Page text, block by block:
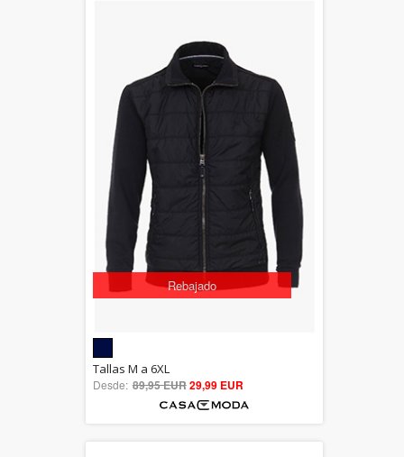
Rebajado
out of 5
Tallas M a 6XL
Desde: 89,95 EUR29,99 EUR